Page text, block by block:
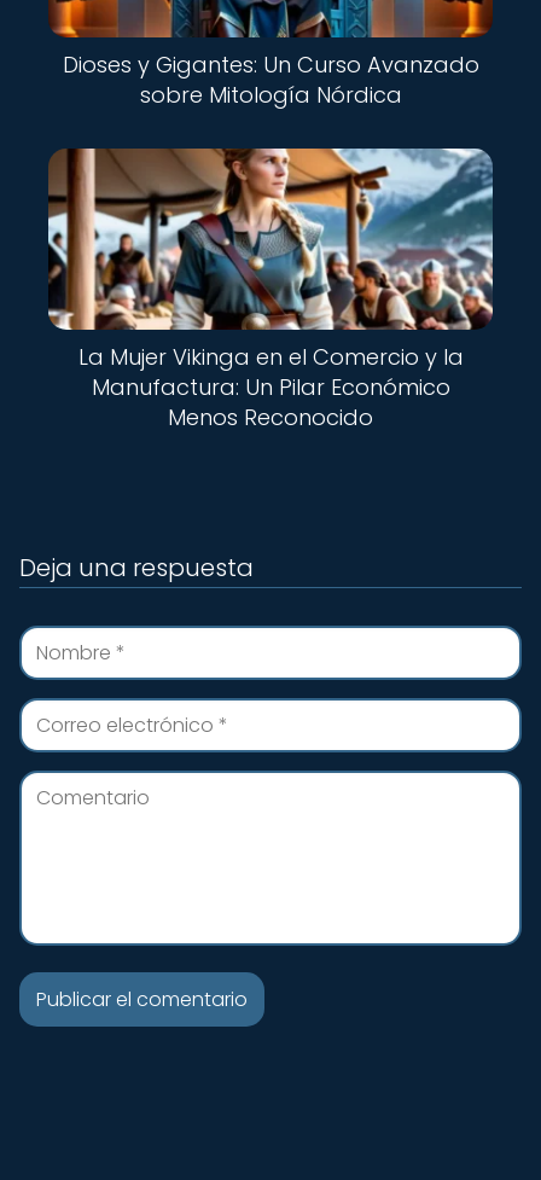
Dioses y Gigantes: Un Curso Avanzado
sobre Mitología Nórdica
La Mujer Vikinga en el Comercio y la
Manufactura: Un Pilar Económico
Menos Reconocido
Deja una respuesta